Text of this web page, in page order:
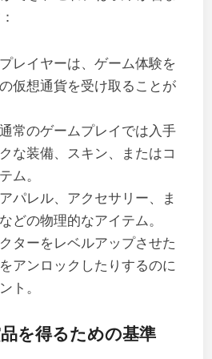
プレイヤーは、ゲーム体験を
仮想通貨を受け取ることが
通常のゲームプレイでは入手
な装備、スキン、またはコ
ム。
アパレル、アクセサリー、ま
どの物理的なアイテム。
ターをレベルアップさせた
アンロックしたりするのに
ト。
を得るための基準